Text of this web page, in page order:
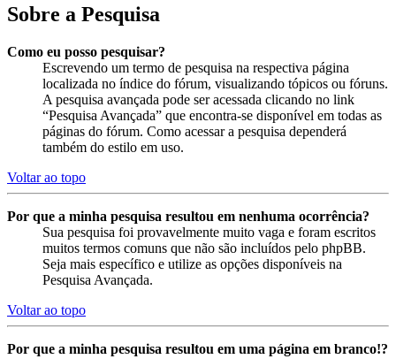
Sobre a Pesquisa
Como eu posso pesquisar?
Escrevendo um termo de pesquisa na respectiva página
localizada no índice do fórum, visualizando tópicos ou fóruns.
A pesquisa avançada pode ser acessada clicando no link
“Pesquisa Avançada” que encontra-se disponível em todas as
páginas do fórum. Como acessar a pesquisa dependerá
também do estilo em uso.
Voltar ao topo
Por que a minha pesquisa resultou em nenhuma ocorrência?
Sua pesquisa foi provavelmente muito vaga e foram escritos
muitos termos comuns que não são incluídos pelo phpBB.
Seja mais específico e utilize as opções disponíveis na
Pesquisa Avançada.
Voltar ao topo
Por que a minha pesquisa resultou em uma página em branco!?